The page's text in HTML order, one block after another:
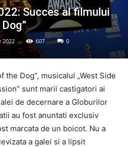
Succes al filmului
2022 607 0
the Dog”, musicalul „West Side
sunt marii castigatori ai
de decernare a Globurilor
au fost anuntati exclusiv
marcata de un boicot. Nu a
a galei si a lipsit